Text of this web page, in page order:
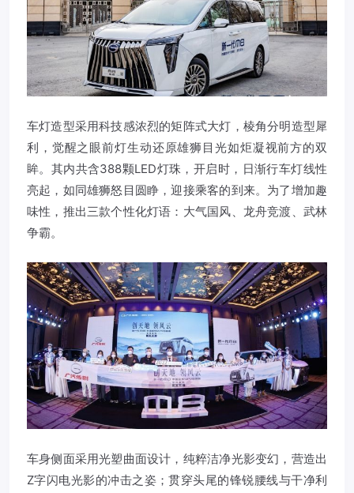
车灯造型采用科技感浓烈的矩阵式大灯，棱角分明造型犀
利，觉醒之眼前灯生动还原雄狮目光如炬凝视前方的双
眸。其内共含388颗LED灯珠，开启时，日渐行车灯线性
亮起，如同雄狮怒目圆睁，迎接乘客的到来。为了增加趣
味性，推出三款个性化灯语：大气国风、龙舟竞渡、武林
争霸。
车身侧面采用光塑曲面设计，纯粹洁净光影变幻，营造出
Z字闪电光影的冲击之姿；贯穿头尾的锋锐腰线与干净利